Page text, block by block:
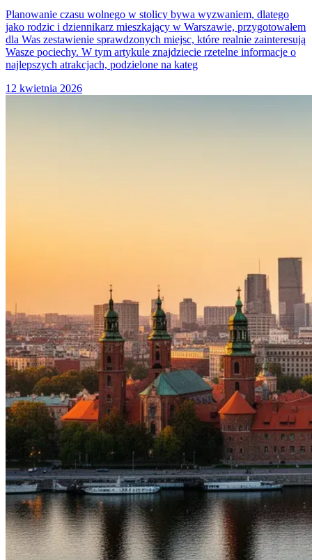
Planowanie czasu wolnego w stolicy bywa wyzwaniem, dlatego
jako rodzic i dziennikarz mieszkający w Warszawie, przygotowałem
dla Was zestawienie sprawdzonych miejsc, które realnie zainteresują
Wasze pociechy. W tym artykule znajdziecie rzetelne informacje o
najlepszych atrakcjach, podzielone na kateg
12 kwietnia 2026